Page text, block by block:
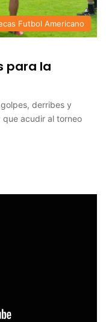
Futbol Americano
para la
derribes y
acudir al torneo